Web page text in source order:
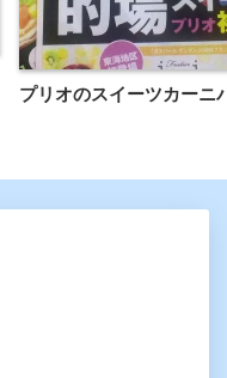
プリオのスイーツカーニ